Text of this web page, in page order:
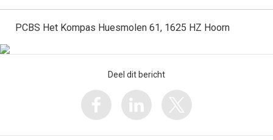
PCBS Het Kompas Huesmolen 61, 1625 HZ Hoorn
Deel dit bericht